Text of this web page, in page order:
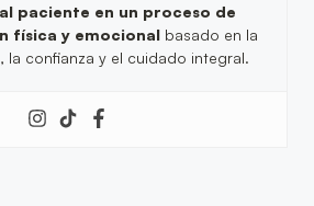
paciente en un proceso de
física y emocionalbasado en la
la confianza y el cuidado integral.